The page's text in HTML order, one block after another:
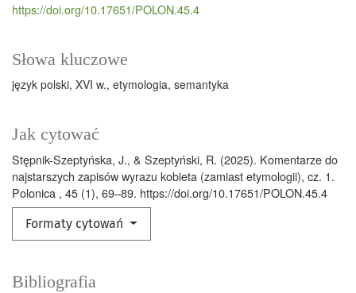
Słowa kluczowe
język polski XVI w. etymologia semantyka
Jak cytować
Stępnik-Szeptyńska, J., & Szeptyński, R. (2025). Komentarze do
najstarszych zapisów wyrazu kobieta (zamiast etymologii), cz. 1.
Polonica , 45 (1), 69–89. https://doi.org/10.17651/POLON.45.4
Formaty cytowań
https://doi.org/10.17651/POLON.45.4
Bibliografia